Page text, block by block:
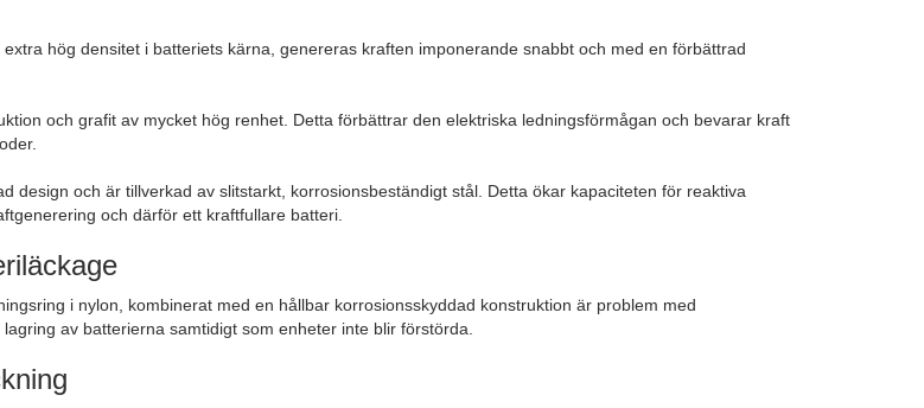
hög densitet i batteriets kärna, genereras kraften imponerande snabbt och med en förbättrad
och grafit av mycket hög renhet. Detta förbättrar den elektriska ledningsförmågan och bevarar kraft
design och är tillverkad av slitstarkt, korrosionsbeständigt stål. Detta ökar kapaciteten för reaktiva
och därför ett kraftfullare batteri.
i nylon, kombinerat med en hållbar korrosionsskyddad konstruktion är problem med
av batterierna samtidigt som enheter inte blir förstörda.